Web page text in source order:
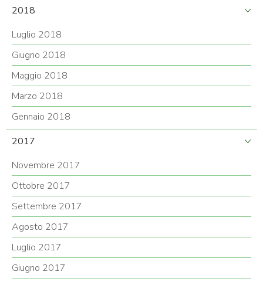
2018
Luglio 2018
Giugno 2018
Maggio 2018
Marzo 2018
Gennaio 2018
2017
Novembre 2017
Ottobre 2017
Settembre 2017
Agosto 2017
Luglio 2017
Giugno 2017